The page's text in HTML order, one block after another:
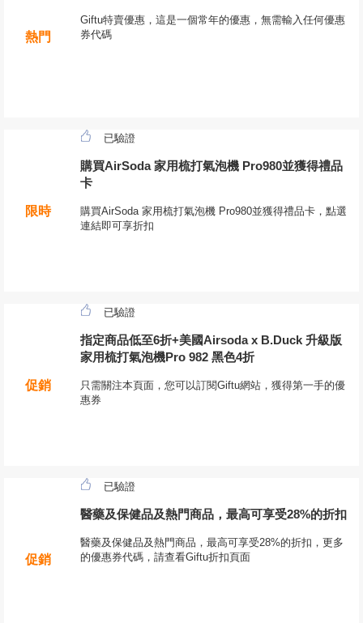
熱門
Giftu特賣優惠，這是一個常年的優惠，無需輸入任何優惠
券代碼
限時
已驗證
購買AirSoda 家用梳打氣泡機 Pro980並獲得禮品
卡
購買AirSoda 家用梳打氣泡機 Pro980並獲得禮品卡，點選
連結即可享折扣
促銷
已驗證
指定商品低至6折+美國Airsoda x B.Duck 升級版
家用梳打氣泡機Pro 982 黑色4折
只需關注本頁面，您可以訂閱Giftu網站，獲得第一手的優
惠券
促銷
已驗證
醫藥及保健品及熱門商品，最高可享受28%的折扣
醫藥及保健品及熱門商品，最高可享受28%的折扣，更多
的優惠券代碼，請查看Giftu折扣頁面